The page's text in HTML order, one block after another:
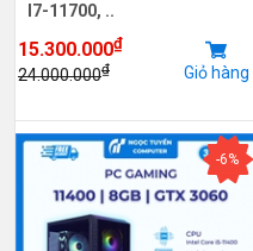
I7-11700, ..
15.300.000₫
24.000.000₫ Giỏ hàng
-6%